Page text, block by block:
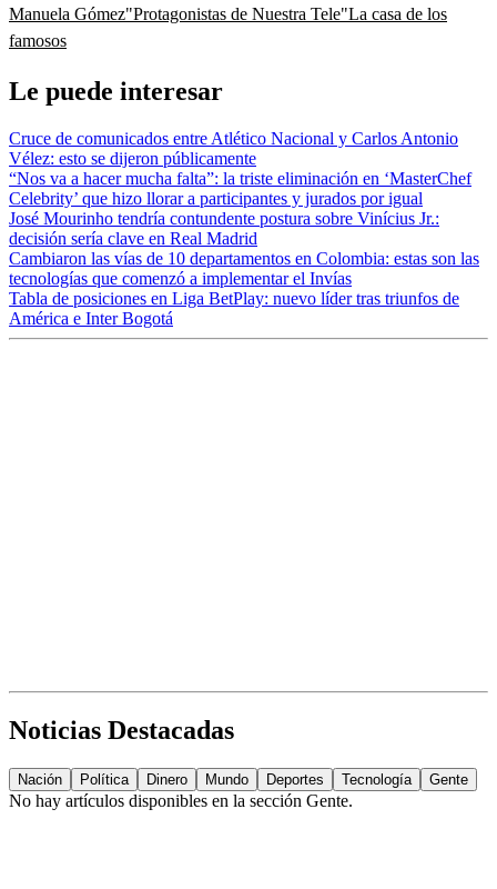
Manuela Gómez"Protagonistas de Nuestra Tele"La casa de los
famosos
Le puede interesar
Cruce de comunicados entre Atlético Nacional y Carlos Antonio
Vélez: esto se dijeron públicamente
“Nos va a hacer mucha falta”: la triste eliminación en ‘MasterChef
Celebrity’ que hizo llorar a participantes y jurados por igual
José Mourinho tendría contundente postura sobre Vinícius Jr.:
decisión sería clave en Real Madrid
Cambiaron las vías de 10 departamentos en Colombia: estas son las
tecnologías que comenzó a implementar el Invías
Tabla de posiciones en Liga BetPlay: nuevo líder tras triunfos de
América e Inter Bogotá
Noticias Destacadas
Nación Política Dinero Mundo Deportes Tecnología Gente
No hay artículos disponibles en la sección Gente.